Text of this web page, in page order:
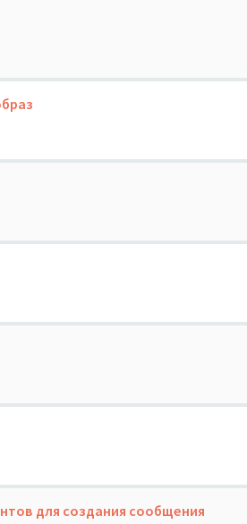
для создания сообщения